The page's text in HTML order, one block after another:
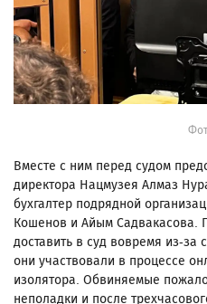
Вместе с ним перед судом
директора Нацмузея Алмаз
бухгалтер подрядной
Кошенов и Айым Садвакасова.
доставить в суд вовремя из-за
они участвовали в процессе
изолятора. Обвиняемые
неполадки и после